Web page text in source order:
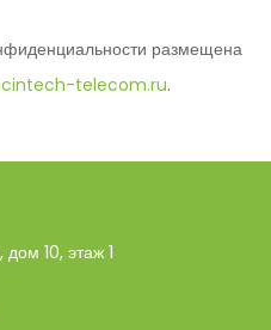
размещена
telecom.ru.
10, этаж 1